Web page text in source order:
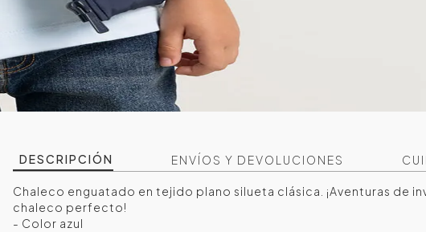
DESCRIPCIÓN ENVÍOS Y DEVOLUCIONES
Chaleco enguatado en tejido plano silueta clásica. ¡Aventuras de
chaleco perfecto!
- Color azul